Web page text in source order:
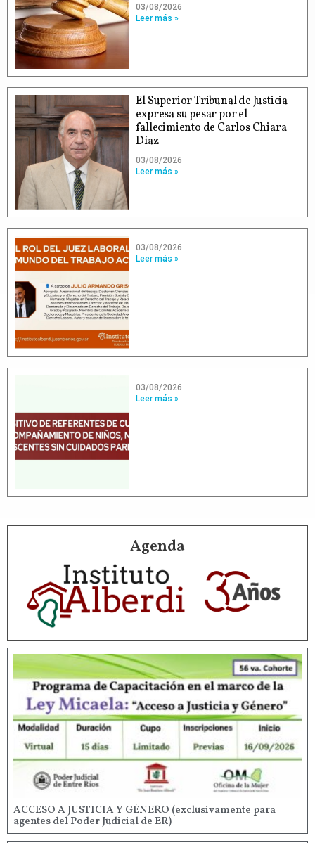
03/08/2026
Leer más »
El Superior Tribunal de Justicia
expresa su pesar por el
fallecimiento de Carlos Chiara
Díaz
03/08/2026
Leer más »
03/08/2026
Leer más »
03/08/2026
Leer más »
Agenda
ACCESO A JUSTICIA Y GÉNERO (exclusivamente para
agentes del Poder Judicial de ER)